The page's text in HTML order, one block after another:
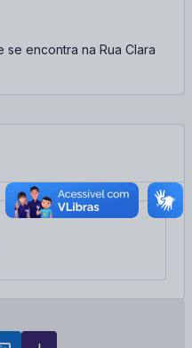
encontra na Rua Clara